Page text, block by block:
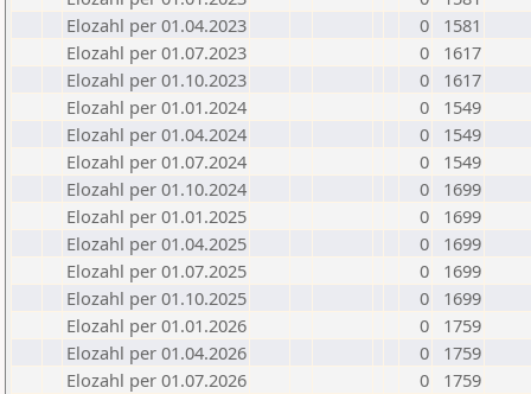
Elozahl per 01.04.2023
0
1581
Elozahl per 01.07.2023
0
1617
Elozahl per 01.10.2023
0
1617
Elozahl per 01.01.2024
0
1549
Elozahl per 01.04.2024
0
1549
Elozahl per 01.07.2024
0
1549
Elozahl per 01.10.2024
0
1699
Elozahl per 01.01.2025
0
1699
Elozahl per 01.04.2025
0
1699
Elozahl per 01.07.2025
0
1699
Elozahl per 01.10.2025
0
1699
Elozahl per 01.01.2026
0
1759
Elozahl per 01.04.2026
0
1759
Elozahl per 01.07.2026
0
1759